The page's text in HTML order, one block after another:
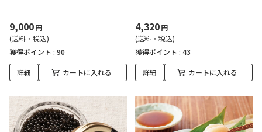
9,000円
(送料・税込)
獲得ポイント : 90
詳細 カートに入れる
4,320円
(送料・税込)
獲得ポイント : 43
詳細 カートに入れる